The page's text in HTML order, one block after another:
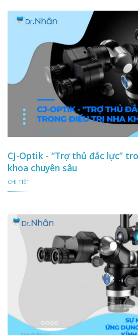
CJ-Optik - “Trợ thủ đắc lực”
khoa chuyên sâu
CHI TIẾT